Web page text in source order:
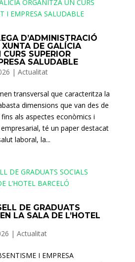
D’ADMINISTRACIÓ
DE GALÍCIA
SUPERIOR
SALUDABLE
| Actualitat
transversal que caracteritza la
dimensions que van des de
als aspectes econòmics i
empresarial, té un paper destacat
laboral, la...
DE GRADUATS
LA SALA DE L’HOTEL
| Actualitat
I EMPRESA